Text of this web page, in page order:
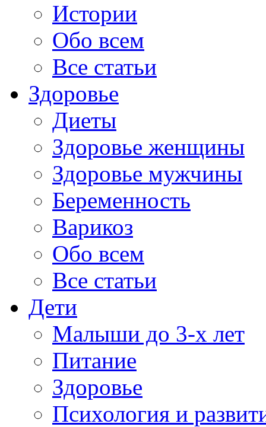
Истории
Обо всем
Все статьи
Здоровье
Диеты
Здоровье женщины
Здоровье мужчины
Беременность
Варикоз
Обо всем
Все статьи
Дети
Малыши до 3-х лет
Питание
Здоровье
Психология и